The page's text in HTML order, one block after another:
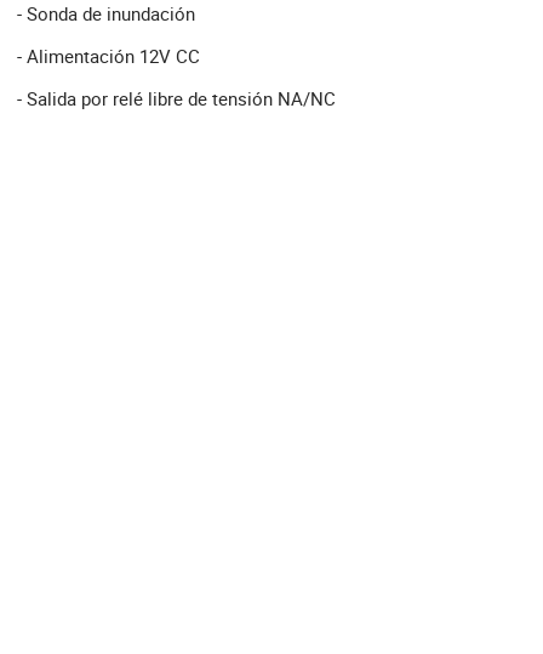
- Sonda de inundación
- Alimentación 12V CC
- Salida por relé libre de tensión NA/NC